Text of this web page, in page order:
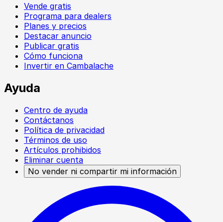
Vende gratis
Programa para dealers
Planes y precios
Destacar anuncio
Publicar gratis
Cómo funciona
Invertir en Cambalache
Ayuda
Centro de ayuda
Contáctanos
Política de privacidad
Términos de uso
Artículos prohibidos
Eliminar cuenta
No vender ni compartir mi información